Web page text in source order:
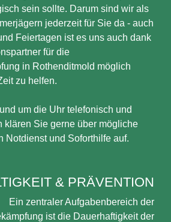
sein sollte. Darum sind wir als
jederzeit für Sie da - auch
Feiertagen ist es uns auch dank
für die
in Rothenditmold möglich
zu helfen.
um die Uhr telefonisch und
klären Sie gerne über mögliche
Notdienst und Soforthilfe auf.
& PRÄVENTION
Ein zentraler Aufgabenbereich der
ist die Dauerhaftigkeit der